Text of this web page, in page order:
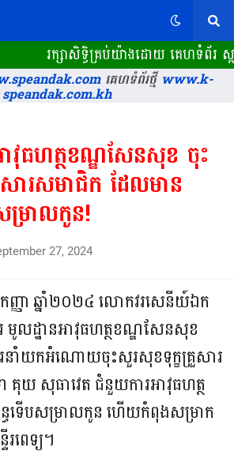
រក្សាសិទ្ធិគ្រប់យ៉ាងដោយ គេហទំព័រ
គេហទំព័រថ្មីwww.k-
speandak.com.kh
ាវុធហត្ថខណ្ឌសែនសុខ ចុះ
ារសមាជិក ដែលមាន
ម្រាលកូន!
27, 2024
កញ្ញា ឆ្នាំ២០២៤ លោកវរសេនីយ៍ឯក
រ មូលដ្ឋានអាវុធហត្ថខណ្ឌសែនសុខ
រនាំយកអំណោយចុះសួរសុខទុក្ខគ្រួសារ
សុធាវេត​ ជំនួយការអាវុធហត្ថ
ធទើបសម្រាលកូន ហើយកំពុងសម្រាក
ពេទ្យ។